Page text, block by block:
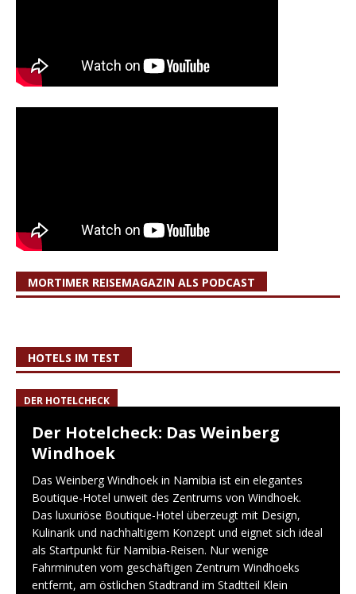
MORTIMER REISEMAGAZIN ALS PODCAST
HOTELS IM TEST
DER HOTELCHECK
Der Hotelcheck: Das Weinberg
Windhoek
Das Weinberg Windhoek in Namibia ist ein elegantes
Boutique-Hotel unweit des Zentrums von Windhoek.
Das luxuriöse Boutique-Hotel überzeugt mit Design,
Kulinarik und nachhaltigem Konzept und eignet sich ideal
als Startpunkt für Namibia-Reisen. Nur wenige
Fahrminuten vom geschäftigen Zentrum Windhoeks
entfernt, am östlichen Stadtrand im Stadtteil Klein